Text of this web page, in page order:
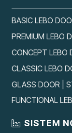
BASIC LEBO
PREMIUM LEBO
CONCEPT LEBO
CLASSIC LEBO
GLASS DOOR |
FUNCTIONAL
SISTEM